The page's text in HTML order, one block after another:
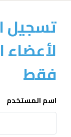
تسجيل
لأعضاء
فقط
اسم المستخدم